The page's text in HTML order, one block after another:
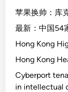
苹果换帅：库
最新：中国54
Hong Kong
Hong Kong
Cyberport
in intellectual